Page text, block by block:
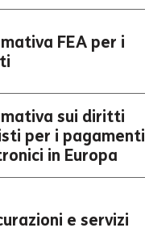
FEA per i
sui diritti
per i pagamenti
in Europa
e servizi